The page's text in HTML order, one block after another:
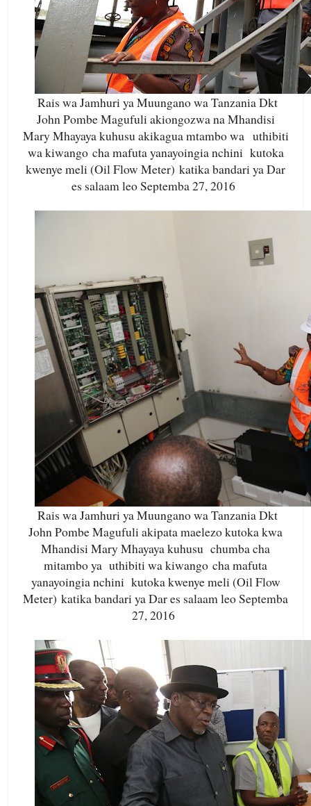
Rais wa Jamhuri ya Muungano wa Tanzania Dkt
John Pombe Magufuli akiongozwa na Mhandisi
Mary Mhayaya kuhusu akikagua mtambo wa uthibiti
wa kiwango cha mafuta yanayoingia nchini kutoka
kwenye meli (Oil Flow Meter) katika bandari ya Dar
es salaam leo Septemba 27, 2016
Rais wa Jamhuri ya Muungano wa Tanzania Dkt
John Pombe Magufuli akipata maelezo kutoka kwa
Mhandisi Mary Mhayaya kuhusu chumba cha
mitambo ya uthibiti wa kiwango cha mafuta
yanayoingia nchini kutoka kwenye meli (Oil Flow
Meter) katika bandari ya Dar es salaam leo Septemba
27, 2016